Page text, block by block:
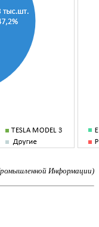
Информации)